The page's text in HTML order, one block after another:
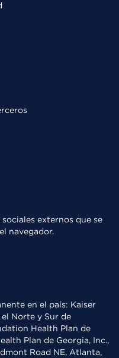
externos que se
navegador.
en el país: Kaiser
Norte y Sur de
Health Plan de
Plan de Georgia, Inc.,
Road NE, Atlanta,